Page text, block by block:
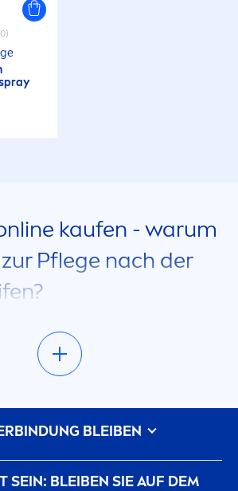
kaufen - warum
Pflege nach der
von Sonnenpflege Produkten
vor dem Aufenthalt in der
auch währenddessen und
ein Sonnenspray
cremedie Haut vor zu viel UV-
wirkt die AfterSunPflege im
SEIN: BLEIBEN SIE AUF DEM
BLEIBEN